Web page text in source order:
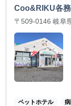
Coo&RIKU各務
〒509-0146 岐阜
ペットホテル